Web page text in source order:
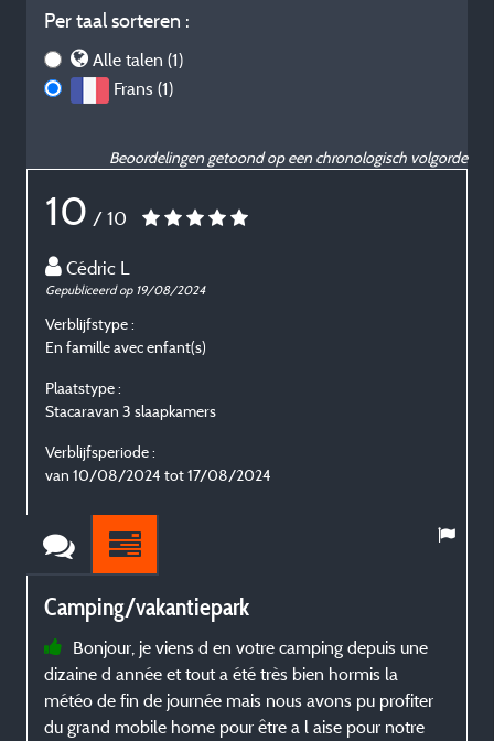
Per taal sorteren :
Alle talen (1)
Frans (1)
Beoordelingen getoond op een chronologisch volgorde
10 / 10
Cédric L
Gepubliceerd op 19/08/2024
Verblijfstype :
En famille avec enfant(s)
Plaatstype :
Stacaravan 3 slaapkamers
Verblijfsperiode :
van 10/08/2024 tot 17/08/2024
Camping/vakantiepark
Bonjour, je viens d en votre camping depuis une
dizaine d année et tout a été très bien hormis la
météo de fin de journée mais nous avons pu profiter
du grand mobile home pour être a l aise pour notre